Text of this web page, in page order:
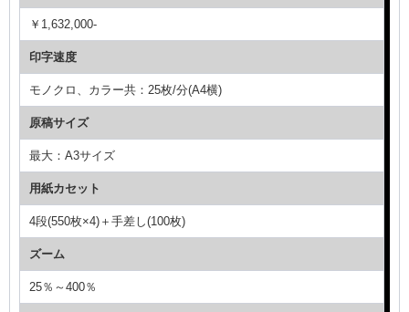
￥1,632,000-
印字速度
モノクロ、カラー共：25枚/分(A4横)
原稿サイズ
最大：A3サイズ
用紙カセット
4段(550枚×4)＋手差し(100枚)
ズーム
25％～400％